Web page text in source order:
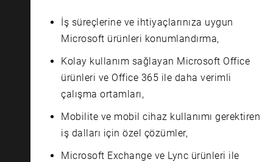
İş süreçlerine ve ihtiyaçlarınıza uygun
Microsoft ürünleri konumlandırma,
Kolay kullanım sağlayan Microsoft Office
ürünleri ve Office 365 ile daha verimli
çalışma ortamları,
Mobilite ve mobil cihaz kullanımı gerektiren
iş dalları için özel çözümler,
Microsoft Exchange ve Lync ürünleri ile